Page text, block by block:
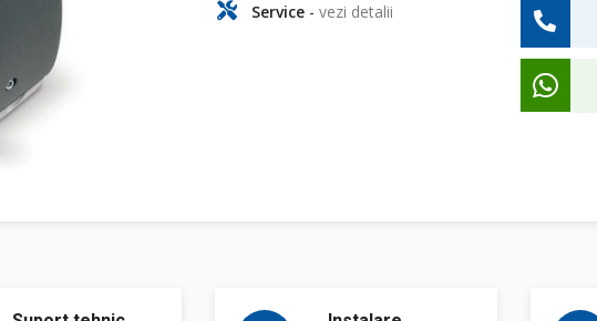
Service- vezi detalii